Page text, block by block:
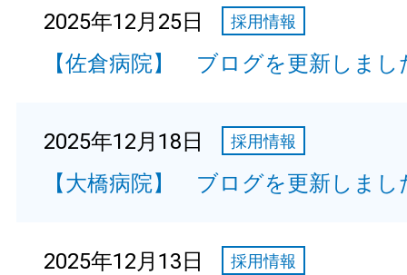
2025年12月25日 採用情報
【佐倉病院】 ブログを更新しまし
2025年12月18日 採用情報
【大橋病院】 ブログを更新しまし
2025年12月13日 採用情報